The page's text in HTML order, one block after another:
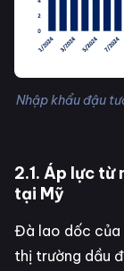
Nhập khẩu đậu
2.1. Áp lực
tại Mỹ
Đà lao dốc của
thị trường dầu